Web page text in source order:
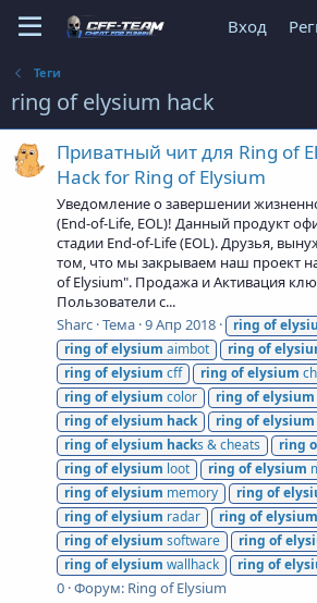
Вход
Теги
ring of elysium hack
Приватный чит для Ring of
Hack for Ring of Elysium
Уведомление о завершении
(End-of-Life, EOL)! Данный продукт
стадии End-of-Life (EOL). Друзья,
том, что мы закрываем наш проект
of Elysium". Продажа и Активация
Пользователи с...
Sharc Тема 9 Апр 2018 ring of
ring ofelysium aimbot ring of
ring ofelysium cff ring ofelysium
ring ofelysium color ring ofelysium
ring ofelysium hack ring ofelysium
ring ofelysium hacks & cheats ring
ring ofelysium loot ring ofelysium
ring ofelysium memory ring of
ring ofelysium radar ring ofelysium
ring ofelysium software ring of
ring ofelysium wallhack ring of
0 Форум: Ring of Elysium